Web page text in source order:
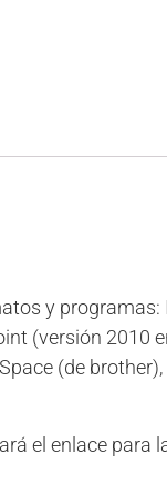
y programas:
(versión 2010
(de brother),
el enlace para